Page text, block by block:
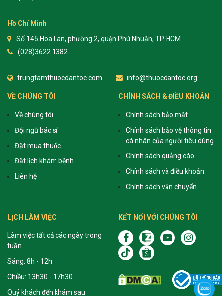
Hồ Chí Minh
Số 145 Hoa Lan, phường 2, quận Phú Nhuận, TP. HCM
(028)3622 1382
trungtamthuocdantoc.com info@thuocdantoc.org
VỀ CHÚNG TÔI
Về chúng tôi
Đội ngũ bác sĩ
Đặt mua thuốc
Đặt lịch khám bệnh
Liên hệ
CHÍNH SÁCH & ĐIỀU KHOẢN
Chính sách bảo mật
Chính sách bảo vệ thông tin
cá nhân của người tiêu dùng
Chính sách quảng cáo
Chính sách và điều khoản
Chính sách vận chuyển
LỊCH LÀM VIỆC
Làm việc tất cả các ngày trong
tuần
Sáng: 8h - 12h
Chiều: 13h30 - 17h30
Quý khách đến khám sau
KẾT NỐI VỚI CHÚNG TÔI